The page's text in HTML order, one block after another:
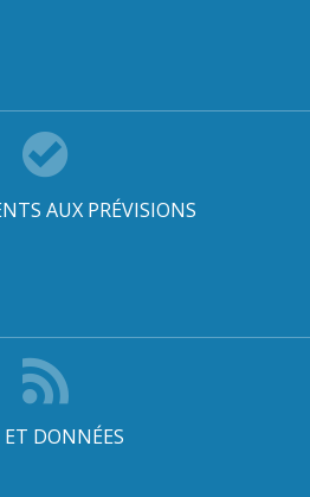
AUX PRÉVISIONS
ET DONNÉES